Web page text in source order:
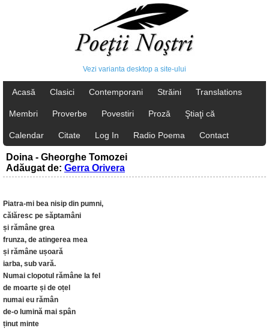
Vezi varianta desktop a site-ului
Acasă Clasici Contemporani Străini Translations
Membri Proverbe Povestiri Proză Ştiaţi că
Calendar Citate Log In Radio Poema Contact
Doina - Gheorghe Tomozei
Adăugat de: Gerra Orivera
Piatra-mi bea nisip din pumni,
călăresc pe săptamâni
și rămâne grea
frunza, de atingerea mea
și rămâne ușoară
iarba, sub vară.
Numai clopotul rămâne la fel
de moarte și de oțel
numai eu rămân
de-o lumină mai spân
ținut minte